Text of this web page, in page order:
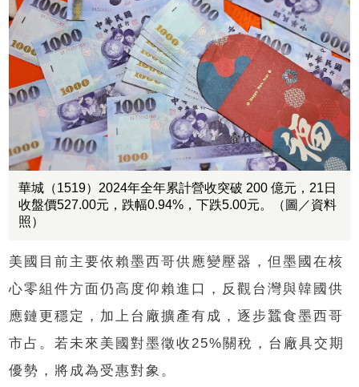
華城（1519）2024年全年累計營收突破 200 億元，21日
收盤價527.00元，跌幅0.94%，下跌5.00元。（圖／資料
照）
美國目前主要依賴墨西哥供應變壓器，但墨國在核
心零組件方面仍高度仰賴進口，反觀台灣與韓國供
應鏈更穩定，加上台廠擴產有成，逐步蠶食墨西哥
市占。若未來美國對墨徵收25%關稅，台廠具交期
優勢，將成為受惠對象。